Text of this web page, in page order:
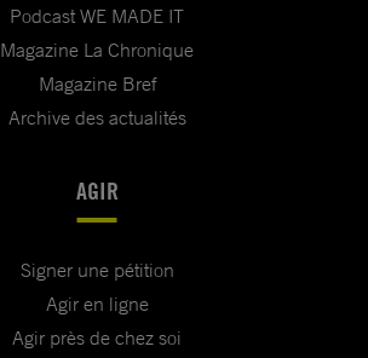
Podcast WE MADE IT
Magazine La Chronique
Magazine Bref
Archive des actualités
AGIR
Signer une pétition
Agir en ligne
Agir près de chez soi